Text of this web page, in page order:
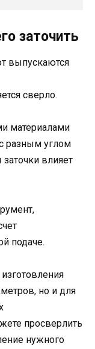
заточить
выпускаются
сверло.
материалами
разным углом
влияет
подаче.
но и для
просверлить
нужного